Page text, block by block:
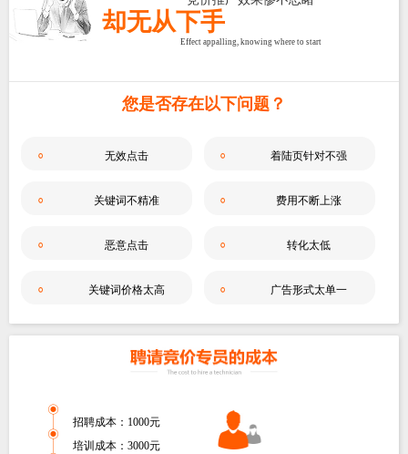
却无从下手
Effect appalling, knowing where to start
您是否存在以下问题？
无效点击 着陆页针对不强
关键词不精准 费用不断上涨
恶意点击 转化太低
关键词价格太高 广告形式太单一
招聘成本：1000元
培训成本：3000元